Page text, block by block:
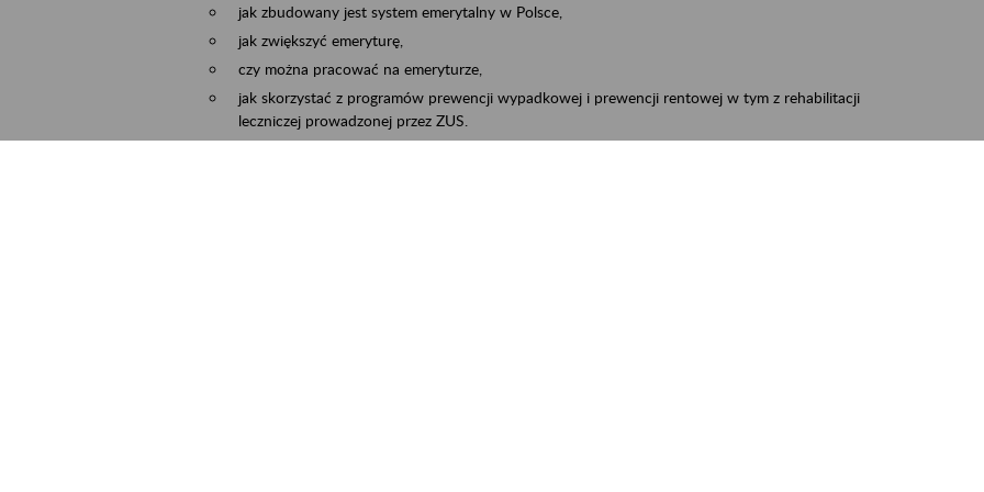
jak zbudowany jest system emerytalny w Polsce,
jak zwiększyć emeryturę,
czy można pracować na emeryturze,
jak skorzystać z programów prewencji wypadkowej i prewencji rentowej w tym z rehabilitacji
leczniczej prowadzonej przez ZUS.